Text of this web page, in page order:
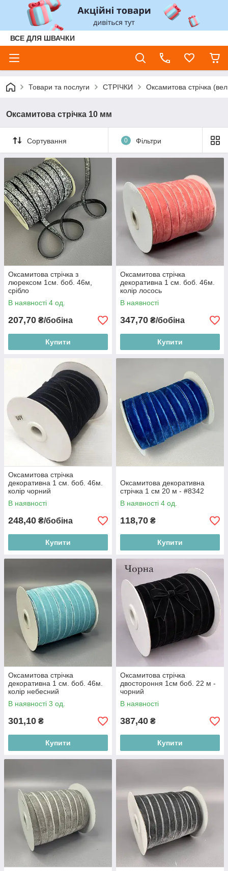
ВСЕ ДЛЯ ШВАЧКИ
Товари та послуги СТРІЧКИ Оксамитова стрічка
Оксамитова стрічка 10 мм
Сортування 0 Фільтри
Оксамитова стрічка з
люрексом 1см. боб. 46м,
срібло
В наявності 4 од.
207,70 ₴/бобіна
Купити
Оксамитова стрічка
декоративна 1 см. боб. 46м.
колір лосось
В наявності
347,70 ₴/бобіна
Купити
Оксамитова стрічка
декоративна 1 см. боб. 46м.
колір чорний
В наявності
248,40 ₴/бобіна
Купити
Оксамитова декоративна
стрічка 1 см 20 м - #8342
В наявності 4 од.
118,70 ₴
Купити
Оксамитова стрічка
декоративна 1 см. боб. 46м.
колір небесний
В наявності 3 од.
301,10 ₴
Купити
Оксамитова стрічка
двостороння 1см боб. 22 м -
чорний
В наявності
387,40 ₴
Купити